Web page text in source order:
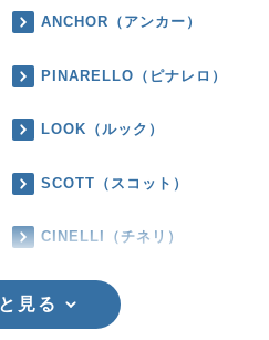
ANCHOR（アンカー）
PINARELLO（ピナレロ）
LOOK（ルック）
SCOTT（スコット）
CINELLI（チネリ）
見る